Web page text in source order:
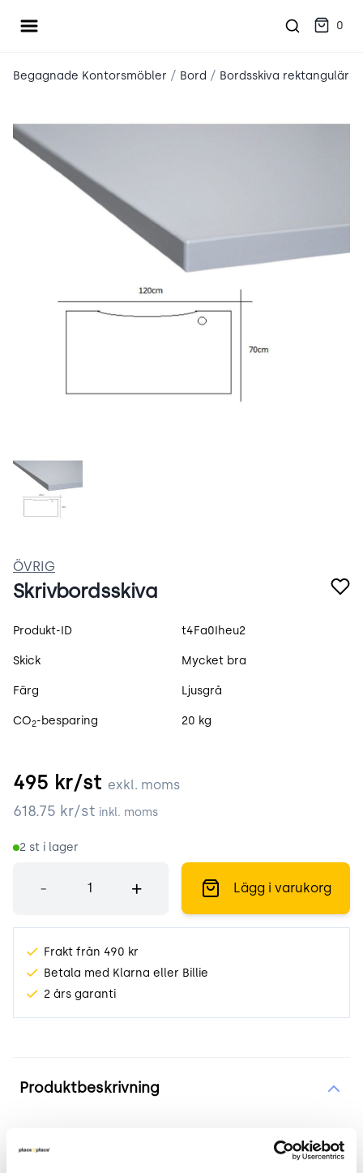
Öppna meny 0
Begagnade Kontorsmöbler / Bord / Bordsskiva rektangulär
1f4TTGuTGABY.jpeg
ÖVRIG
Skrivbordsskiva
Produktspecifikation
Produkt-ID t4Fa0Iheu2
Skick Mycket bra
Färg Ljusgrå
CO2-besparing 20 kg
495 kr/st exkl. moms
618.75 kr/st inkl. moms
2 st i lager
- + Lägg i varukorg
Frakt från 490 kr
Betala med Klarna eller Billie
2 års garanti
Produktbeskrivning